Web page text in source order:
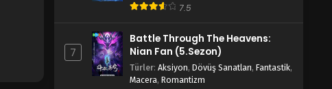
7.5
7
Battle Through The Heavens:
Nian Fan (5.Sezon)
Türler: Aksiyon, Dövüş Sanatları, Fantastik,
Macera, Romantizm